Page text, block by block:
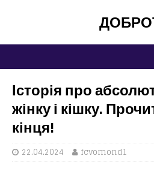
Історія про
жінку і кішку.
кінця!
22.04.2024 fcvomond1